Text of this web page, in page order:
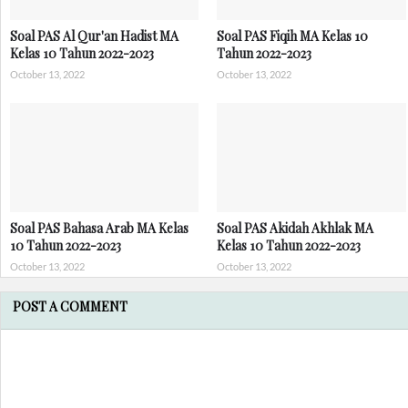
Soal PAS Al Qur'an Hadist MA
Kelas 10 Tahun 2022-2023
October 13, 2022
Soal PAS Fiqih MA Kelas 10
Tahun 2022-2023
October 13, 2022
Soal PAS Bahasa Arab MA Kelas
10 Tahun 2022-2023
October 13, 2022
Soal PAS Akidah Akhlak MA
Kelas 10 Tahun 2022-2023
October 13, 2022
POST A COMMENT